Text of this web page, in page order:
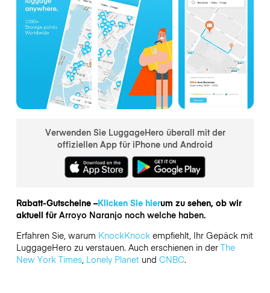
Verwenden Sie LuggageHero überall mit der
offiziellen App für iPhone und Android
Rabatt-Gutscheine –Klicken Sie hierum zu sehen, ob wir
aktuell für Arroyo Naranjo noch welche haben.
Erfahren Sie, warum KnockKnockempfiehlt, Ihr Gepäck mit
LuggageHero zu verstauen. Auch erschienen in der The
New York Times, Lonely Planetund CNBC.